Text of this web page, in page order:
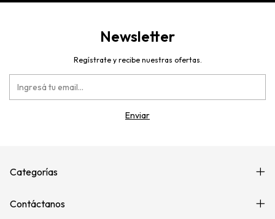
Newsletter
Regístrate y recibe nuestras ofertas.
Categorías
Contáctanos